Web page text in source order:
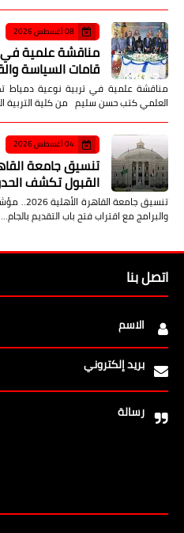
08 أغسطس 2026
مناقشة علمية في
قامات السياسة
مناقشة علمية في تربية نوعية دمياط
العلمي كتب حسن سليم من كلية التربية
04 أغسطس 2026
القبول تكشف
تنسيق
والبرامج مع اقتراب فتح باب التقديم بالجام…
اتصل بنا
الاسم
بريد إلكتروني
رسالة